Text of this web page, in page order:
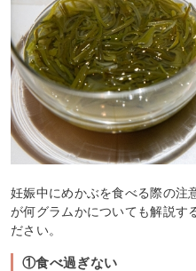
妊娠中にめかぶを食べる際の注
が何グラムかについても解説す
ださい。
①食べ過ぎない